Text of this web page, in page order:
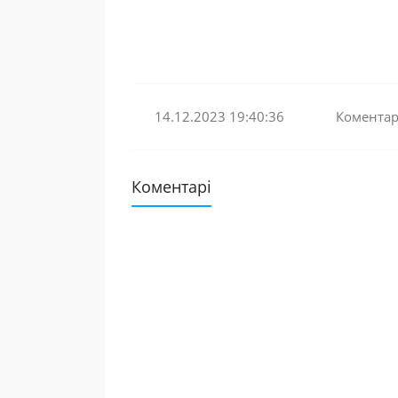
14.12.2023 19:40:36
Коментарі